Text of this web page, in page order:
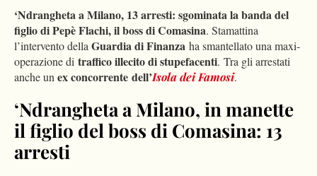
‘Ndrangheta a Milano, 13 arresti: sgominata la banda del
figlio di Pepè Flachi, il boss di Comasina. Stamattina
l’intervento dellaGuardia di Finanza ha smantellato una maxi-
operazione di traffico illecito di stupefacenti. Tra gli arrestati
anche unex concorrente dell’Isola dei Famosi.
‘Ndrangheta a Milano, in manette
il figlio del boss di Comasina: 13
arresti